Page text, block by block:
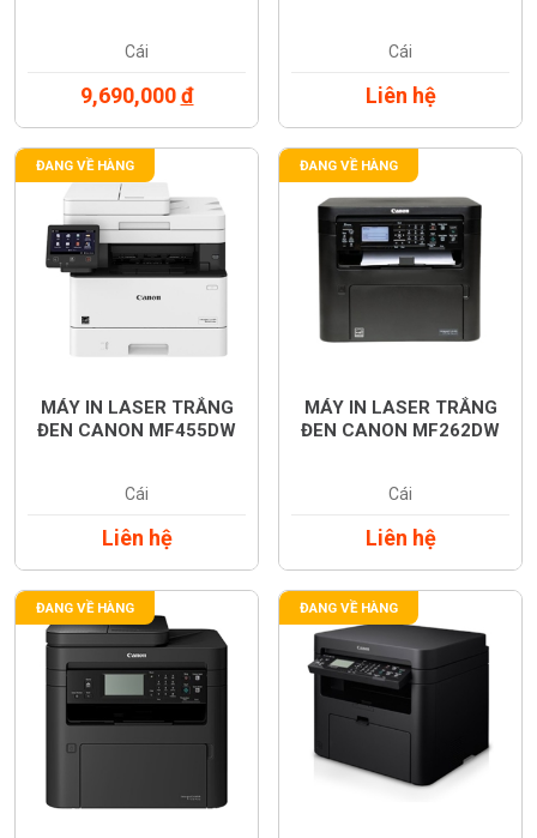
Cái
9,690,000đ
Cái
Liên hệ
ĐANG VỀ HÀNG
MÁY IN LASER TRẮNG
ĐEN CANON MF455DW
Cái
Liên hệ
ĐANG VỀ HÀNG
MÁY IN LASER TRẮNG
ĐEN CANON MF262DW
Cái
Liên hệ
ĐANG VỀ HÀNG ĐANG VỀ HÀNG